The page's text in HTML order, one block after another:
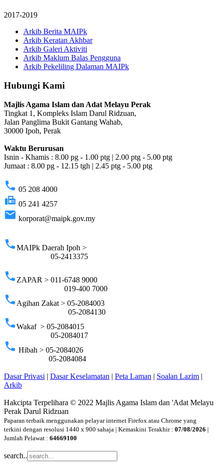
2017-2019
Arkib Berita MAIPk
Arkib Keratan Akhbar
Arkib Galeri Aktiviti
Arkib Maklum Balas Pengguna
Arkib Pekeliling Dalaman MAIPk
Hubungi Kami
Majlis Agama Islam dan Adat Melayu Perak
Tingkat 1, Kompleks Islam Darul Ridzuan,
Jalan Panglima Bukit Gantang Wahab,
30000 Ipoh, Perak
Waktu Berurusan
Isnin - Khamis : 8.00 pg - 1.00 ptg | 2.00 ptg - 5.00 ptg
Jumaat : 8.00 pg - 12.15 tgh | 2.45 ptg - 5.00 ptg
phone 05 208 4000
fax 05 241 4257
email korporat@maipk.gov.my
phoneMAIPk Daerah Ipoh >
05-2413375
phone ZAPAR > 011-6748 9000
019-400 7000
phone Agihan Zakat > 05-2084003
05-2084130
phoneWakaf > 05-2084015
05-2084017
phone Hibah > 05-2084026
05-2084084
Dasar Privasi | Dasar Keselamatan | Peta Laman | Soalan Lazim |
Arkib
Hakcipta Terpelihara © 2022 Majlis Agama Islam dan 'Adat Melayu
Perak Darul Ridzuan
Paparan terbaik menggunakan pelayar internet Firefox atau Chrome yang
terkini dengan resolusi 1440 x 900 sahaja | Kemaskini Terakhir : 07/08/2026 |
Jumlah Pelawat : 64669100
search..